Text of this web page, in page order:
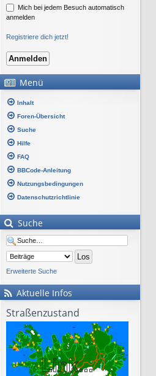
Mich bei jedem Besuch automatisch
anmelden
Registriere dich jetzt!
Menü
Inhalt
Foren-Übersicht
Suche
Hilfe
FAQ
BBCode-Anleitung
Nutzungsbedingungen
Datenschutzrichtlinie
Suche
Erweiterte Suche
Aktuelle Infos
Straßenzustand